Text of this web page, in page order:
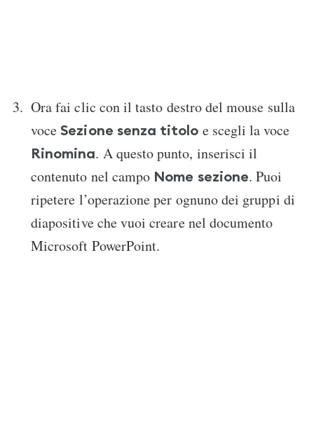
Ora fai clic con il tasto destro del mouse sulla
voceSezione senza titolo e scegli la voce
Rinomina. A questo punto, inserisci il
contenuto nel campo Nome sezione. Puoi
ripetere l’operazione per ognuno dei gruppi di
diapositive che vuoi creare nel documento
Microsoft PowerPoint.